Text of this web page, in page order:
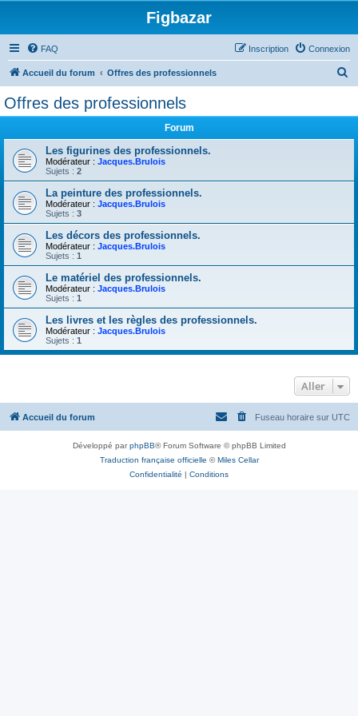
Figbazar
FAQ Connexion
Inscription
Accueil du forum Offres des professionnels
e
Offres des professionnels
Forum
Les figurines des professionnels.
Modérateur : Jacques.Brulois
Sujets : 2
La peinture des professionnels.
Modérateur : Jacques.Brulois
Sujets : 3
Les décors des professionnels.
Modérateur : Jacques.Brulois
Sujets : 1
Le matériel des professionnels.
Modérateur : Jacques.Brulois
Sujets : 1
Les livres et les règles des professionnels.
Modérateur : Jacques.Brulois
Sujets : 1
Aller
Accueil du forum Fuseau horaire sur UTC
Développé parphpBB® Forum Software © phpBB Limited
Traduction française officielle ©Miles Cellar
Confidentialité | Conditions